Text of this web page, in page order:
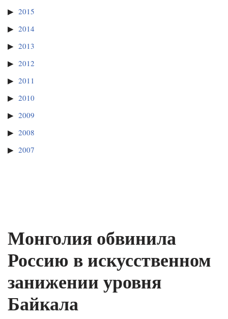
2015
2014
2013
2012
2011
2010
2009
2008
2007
Монголия обвинила
Россию в искусственном
занижении уровня
Байкала